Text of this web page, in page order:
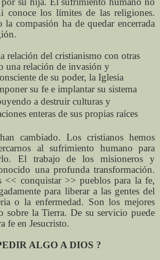
conoce los límites de las religiones.
la compasión ha de quedar encerrada
relación del cristianismo con otras
una relación de invasión y
de su poder, la Iglesia
su fe e implantar su sistema
a destruir culturas y
enteras de sus propias raíces
cambiado. Los cristianos hemos
al sufrimiento humano para
El trabajo de los misioneros y
una profunda transformación.
<< conquistar >> pueblos para la fe,
para liberar a las gentes del
o la enfermedad. Son los mejores
sobre la Tierra. De su servicio puede
fe en Jesucristo.
ALGO A DIOS ?